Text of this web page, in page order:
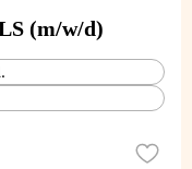
(m/w/d)